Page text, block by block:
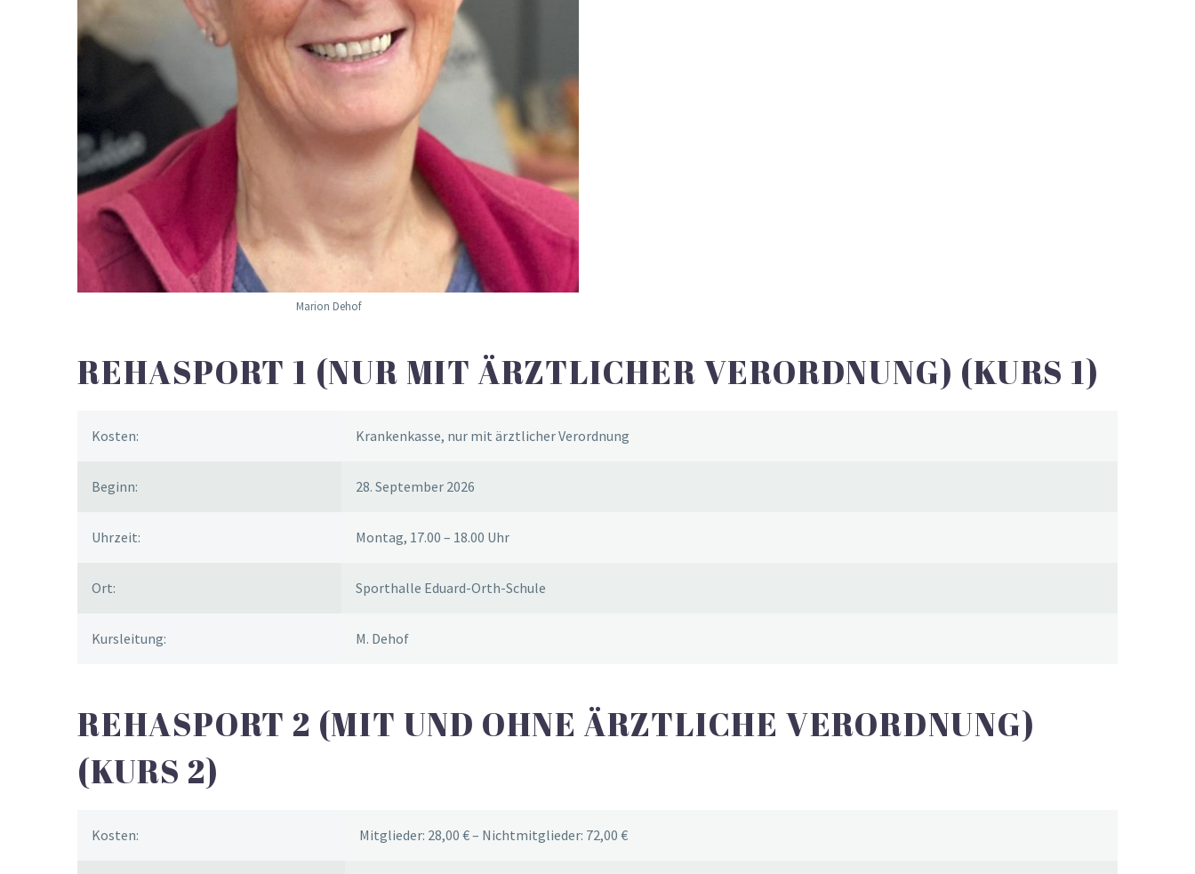
Marion Dehof
REHASPORT 1 (NUR MIT ÄRZTLICHER VERORDNUNG) (KURS 1)
Kosten: Krankenkasse, nur mit ärztlicher Verordnung
Beginn: 28. September 2026
Uhrzeit: Montag, 17.00 – 18.00 Uhr
Ort: Sporthalle Eduard-Orth-Schule
Kursleitung: M. Dehof
REHASPORT 2 (MIT UND OHNE ÄRZTLICHE VERORDNUNG)
(KURS 2)
Kosten: Mitglieder: 28,00 € – Nichtmitglieder: 72,00 €